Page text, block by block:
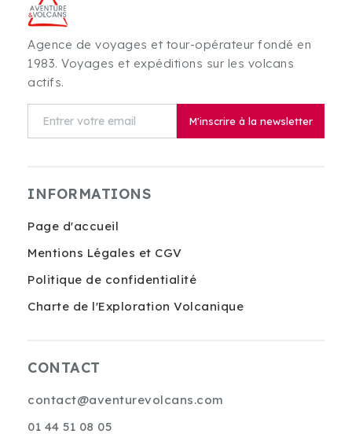
Agence de voyages et tour-opérateur fondé en
1983. Voyages et expéditions sur les volcans
actifs.
M'inscrire à la newsletter
INFORMATIONS
Page d'accueil
Mentions Légales et CGV
Politique de confidentialité
Charte de l'Exploration Volcanique
CONTACT
contact@aventurevolcans.com
01 44 51 08 05